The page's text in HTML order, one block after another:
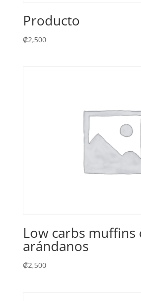
Producto
₡2,500
Low carbs muffins
arándanos
₡2,500